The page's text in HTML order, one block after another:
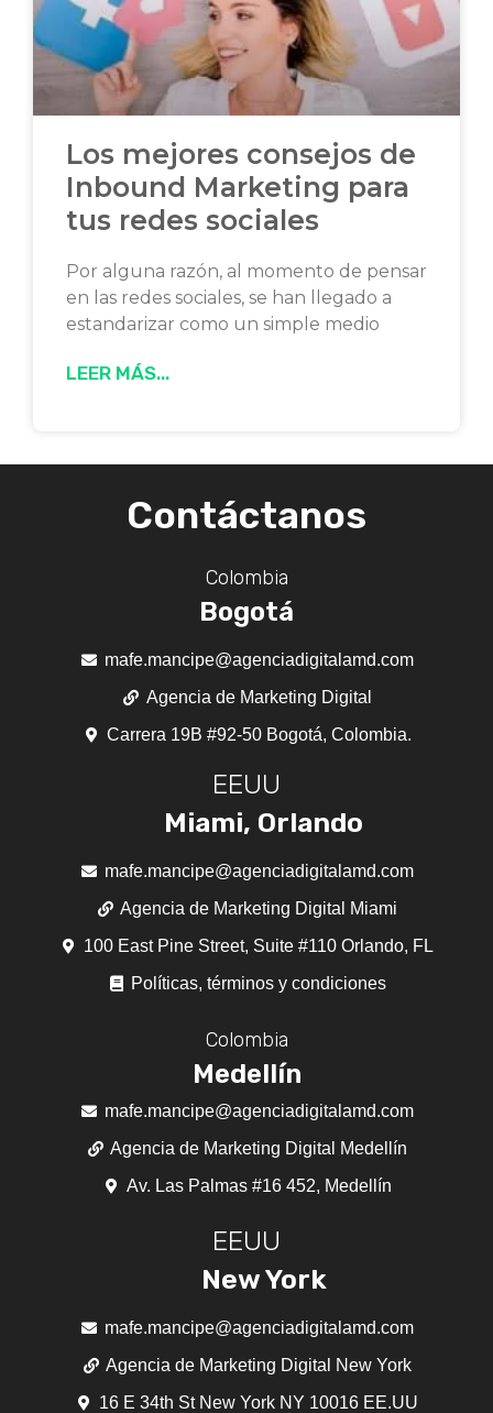
Los mejores consejos de
Inbound Marketing para
tus redes sociales
Por alguna razón, al momento de pensar
en las redes sociales, se han llegado a
estandarizar como un simple medio
LEER MÁS...
Contáctanos
Colombia
Bogotá
mafe.mancipe@agenciadigitalamd.com
Agencia de Marketing Digital
Carrera 19B #92-50 Bogotá, Colombia.
EEUU
Miami, Orlando
mafe.mancipe@agenciadigitalamd.com
Agencia de Marketing Digital Miami
100 East Pine Street, Suite #110 Orlando, FL
Políticas, términos y condiciones
Colombia
Medellín
mafe.mancipe@agenciadigitalamd.com
Agencia de Marketing Digital Medellín
Av. Las Palmas #16 452, Medellín
EEUU
New York
mafe.mancipe@agenciadigitalamd.com
Agencia de Marketing Digital New York
16 E 34th St New York NY 10016 EE.UU